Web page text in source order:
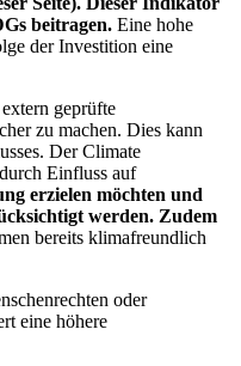
beitragen. Eine hohe
der Investition eine
geprüfte
zu machen. Dies kann
Der Climate
Einfluss auf
erzielen möchten und
werden. Zudem
bereits klimafreundlich
oder
eine höhere